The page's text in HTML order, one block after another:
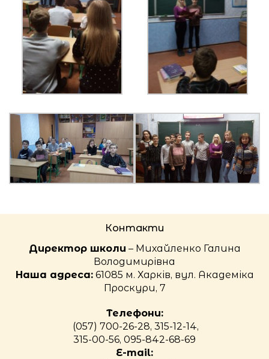
Контакти
Директор школи – Михайленко Галина
Володимирівна
Наша адреса:61085 м. Харків, вул. Академіка
Проскури, 7
Телефони:
(057) 700-26-28, 315-12-14,
315-00-56, 095-842-68-69
E-mail: